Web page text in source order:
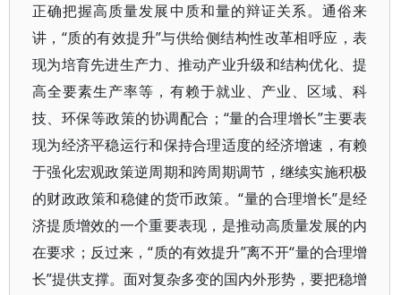
正确把握高质量发展中质和量的辩证关系。通俗来
讲，“质的有效提升”与供给侧结构性改革相呼应，表
现为培育先进生产力、推动产业升级和结构优化、提
高全要素生产率等，有赖于就业、产业、区域、科
技、环保等政策的协调配合；“量的合理增长”主要表
现为经济平稳运行和保持合理适度的经济增速，有赖
于强化宏观政策逆周期和跨周期调节，继续实施积极
的财政政策和稳健的货币政策。“量的合理增长”是经
济提质增效的一个重要表现，是推动高质量发展的内
在要求；反过来，“质的有效提升”离不开“量的合理增
长”提供支撑。面对复杂多变的国内外形势，要把稳增